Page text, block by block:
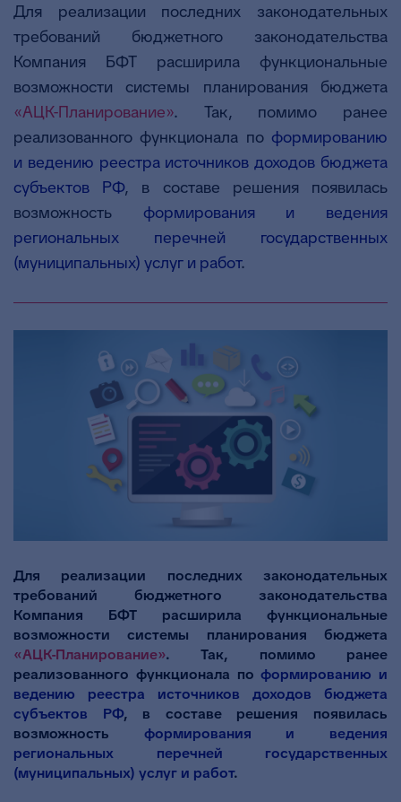
Для реализации последних законодательных
требований бюджетного законодательства
Компания БФТ расширила функциональные
возможности системы планирования бюджета
«АЦК-Планирование». Так, помимо ранее
реализованного функционала по формированию
и ведению реестра источников доходов бюджета
субъектов РФ, в составе решения появилась
возможность формирования и ведения
региональных перечней государственных
(муниципальных) услуг и работ.
Для реализации последних законодательных
требований бюджетного законодательства
Компания БФТ расширила функциональные
возможности системы планирования бюджета
«АЦК-Планирование». Так, помимо ранее
реализованного функционала поформированию и
ведению реестра источников доходов бюджета
субъектов РФ, в составе решения появилась
возможность формирования и ведения
региональных перечней государственных
(муниципальных) услуг и работ.